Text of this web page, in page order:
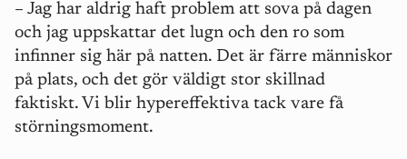
– Jag har aldrig haft problem att sova på dagen
och jag uppskattar det lugn och den ro som
infinner sig här på natten. Det är färre människor
på plats, och det gör väldigt stor skillnad
faktiskt. Vi blir hypereffektiva tack vare få
störningsmoment.